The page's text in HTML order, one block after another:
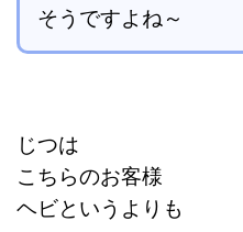
そうですよね～
じつは
こちらのお客様
ヘビというよりも